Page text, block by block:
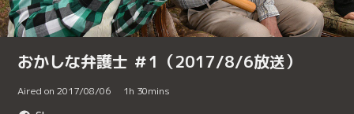
おかしな弁護士 ＃1（2017/8/6放送）
Aired on 2017/08/06 1h 30mins